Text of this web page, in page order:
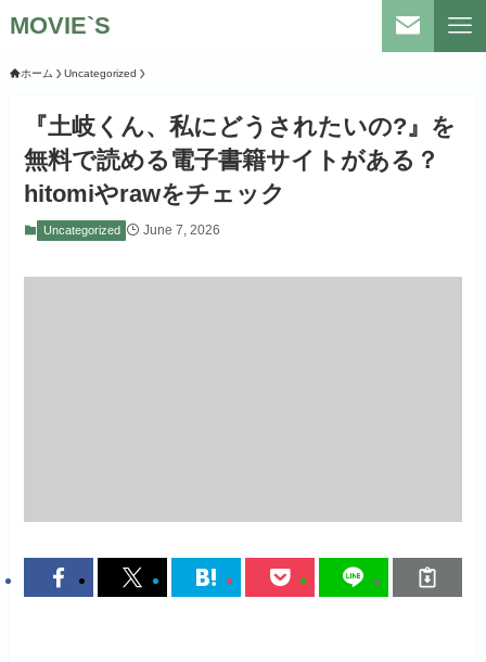
MOVIE`S
ホーム Uncategorized
『土岐くん、私にどうされたいの?』を
無料で読める電子書籍サイトがある？
hitomiやrawをチェック
Uncategorized June 7, 2026